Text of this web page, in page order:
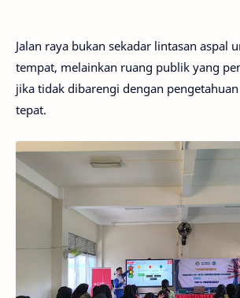
Jalan raya bukan sekadar lintasan aspal
tempat, melainkan ruang publik yang
jika tidak dibarengi dengan
tepat.